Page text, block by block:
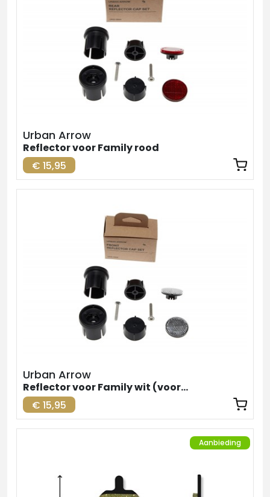
Urban Arrow
Reflector voor Family rood
€ 15,95
Urban Arrow
Reflector voor Family wit (voorzijde)
€ 15,95
Aanbieding